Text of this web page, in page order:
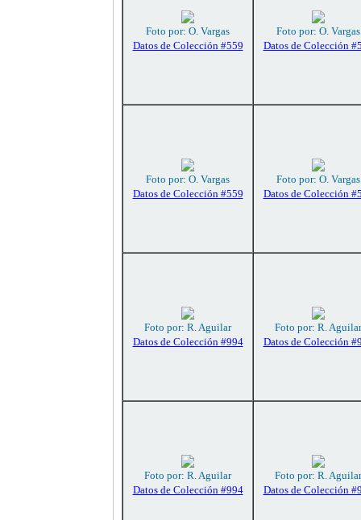
Foto por: O. Vargas
Datos de Colección #559
Foto por: O. Vargas
Datos de Colección
Foto por: O. Vargas
Datos de Colección #559
Foto por: O. Vargas
Datos de Colección
Foto por: R. Aguilar
Datos de Colección #994
Foto por: R. Aguilar
Datos de Colección
Foto por: R. Aguilar
Datos de Colección #994
Foto por: R. Aguilar
Datos de Colección